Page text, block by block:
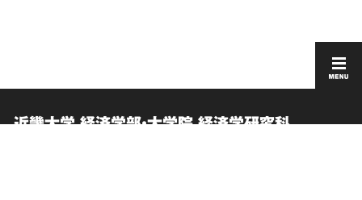
近畿大学 経済学部・大学院 経済学研究科